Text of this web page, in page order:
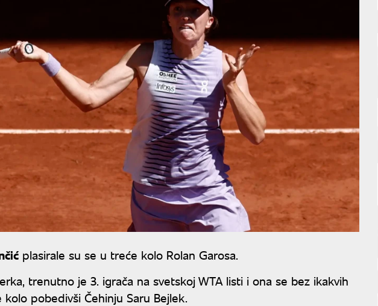
plasirale su se u treće kolo Rolan Garosa.
trenutno je 3. igrača na svetskoj WTA listi i ona se bez ikakvih
pobedivši Čehinju Saru Bejlek.